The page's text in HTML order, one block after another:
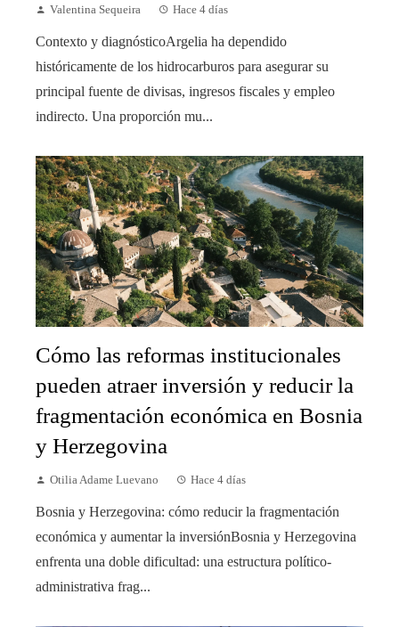
Valentina Sequeira Hace 4 días
Contexto y diagnósticoArgelia ha dependido
históricamente de los hidrocarburos para asegurar su
principal fuente de divisas, ingresos fiscales y empleo
indirecto. Una proporción mu...
Cómo las reformas institucionales
pueden atraer inversión y reducir la
fragmentación económica en Bosnia
y Herzegovina
Otilia Adame Luevano Hace 4 días
Bosnia y Herzegovina: cómo reducir la fragmentación
económica y aumentar la inversiónBosnia y Herzegovina
enfrenta una doble dificultad: una estructura político-
administrativa frag...